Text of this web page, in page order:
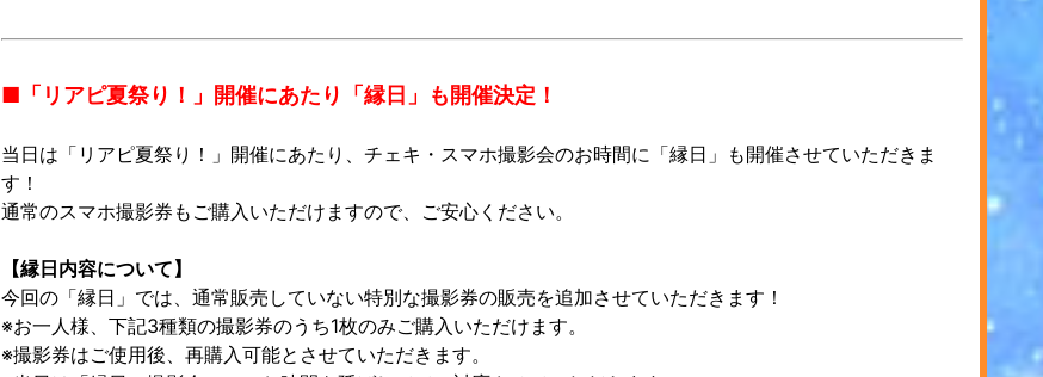
■「リアピ夏祭り！」開催にあたり「縁日」も開催決定！
当日は「リアピ夏祭り！」開催にあたり、チェキ・スマホ撮影会のお時間に「縁日」も開催させていただきま
す！
通常のスマホ撮影券もご購入いただけますので、ご安心ください。
【縁日内容について】
今回の「縁日」では、通常販売していない特別な撮影券の販売を追加させていただきます！
※お一人様、下記3種類の撮影券のうち1枚のみご購入いただけます。
※撮影券はご使用後、再購入可能とさせていただきます。